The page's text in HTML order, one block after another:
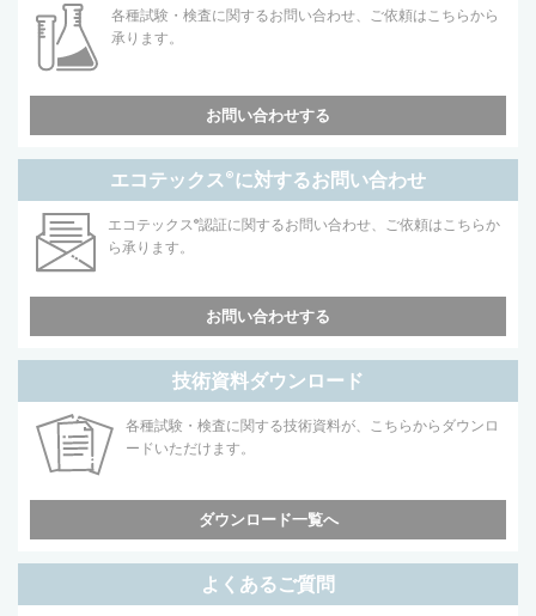
各種試験・検査に関するお問い合わせ、ご依頼はこちらから
承ります。
お問い合わせする
エコテックス®に対するお問い合わせ
エコテックス®認証に関するお問い合わせ、ご依頼はこちらか
ら承ります。
お問い合わせする
技術資料ダウンロード
各種試験・検査に関する技術資料が、こちらからダウンロ
ードいただけます。
ダウンロード一覧へ
よくあるご質問